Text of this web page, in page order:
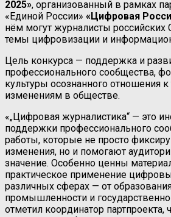
2025», организованный в рамках
«Единой России» «Цифровая
нём могут журналисты
темы цифровизации и
Цель конкурса — поддержка и
профессионального сообщества,
культуры осознанного отношения
изменениям в обществе.
«„Цифровая журналистика“ — это
поддержки профессионального
работы, которые не просто
изменения, но и помогают
значение. Особенно ценны
практическое применение
различных сферах — от
промышленности и
отметил координатор партпроекта,